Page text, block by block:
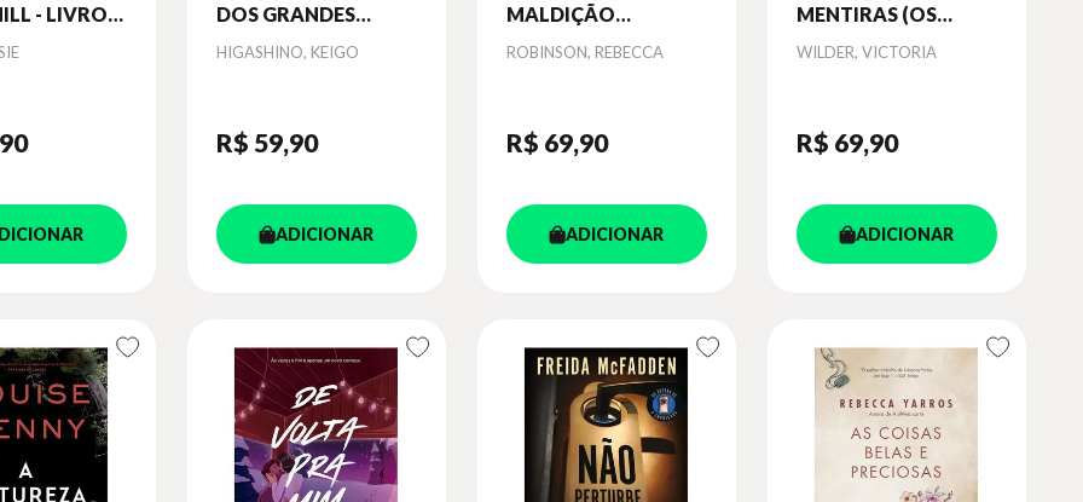
- LIVRO
1
DOS GRANDES
MILAGRES
Autor
HIGASHINO, KEIGO
R$ 59,90
ADICIONAR
MALDIÇÃO
(HERANÇA SOMBRIA
- LIVRO 2) - VOL. 2
Autor
ROBINSON, REBECCA
R$ 69,90
ADICIONAR
MENTIRAS (OS
IRMÃOS FOXX -
LIVRO 1) - VOL. 1
Autor
WILDER, VICTORIA
R$ 69,90
ADICIONAR